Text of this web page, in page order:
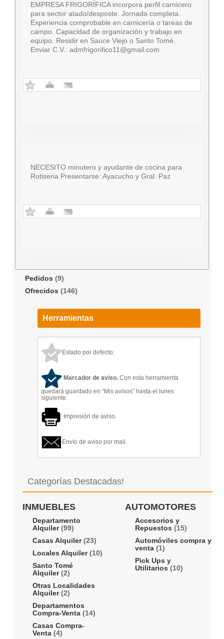
EMPRESA FRIGORÍFICA incorpora perfil carnicero
para sector atado/desposte. Jornada completa.
Experiencia comprobable en carnicería o tareas de
campo. Capacidad de organización y trabajo en
equipo. Residir en Sauce Viejo o Santo Tomé.
Enviar C.V.: admfrigorifico11@gmail.com
NECESITO minutero y ayudante de cocina para
Rotiseria Presentarse: Ayacucho y Gral. Paz
Pedidos (9)
Ofrecidos (146)
Herramientas
Estado por defecto:
Marcador de aviso. Con esta herramienta
quedará guardado en “Mis avisos” hasta el lunes
siguiente.
Impresión de aviso.
Envío de aviso por mail.
Categorías Destacadas!
INMUEBLES
Departamento
Alquiler(99)
Casas Alquiler(23)
Locales Alquiler(10)
Santo Tomé
Alquiler(2)
Otras Localidades
Alquiler(2)
Departamentos
Compra-Venta (14)
Casas Compra-
Venta (4)
AUTOMOTORES
Accesorios y
Repuestos (15)
Automóviles compra y
venta (1)
Pick Ups y
Utilitarios (10)